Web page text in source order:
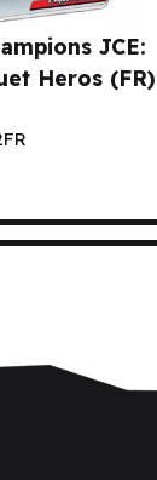
JCE:
Heros (FR)